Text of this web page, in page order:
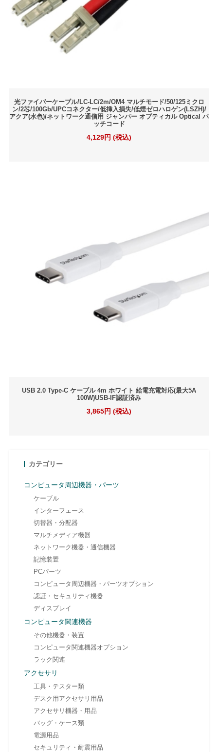
光ファイバーケーブル/LC-LC/2m/OM4 マルチモード/50/125ミクロ
ン/2芯/100Gb/UPCコネクター/低挿入損失/低煙ゼロハロゲン(LSZH)/
アクア(水色)/ネットワーク通信用 ジャンパー オプティカル Optical パ
ッチコード
4,129円 (税込)
USB 2.0 Type-C ケーブル 4m ホワイト 給電充電対応(最大5A
100W)USB-IF認証済み
3,865円 (税込)
カテゴリー
コンピュータ周辺機器・パーツ
ケーブル
インターフェース
切替器・分配器
マルチメディア機器
ネットワーク機器・通信機器
記憶装置
PCパーツ
コンピュータ周辺機器・パーツオプション
認証・セキュリティ機器
ディスプレイ
コンピュータ関連機器
その他機器・装置
コンピュータ関連機器オプション
ラック関連
アクセサリ
工具・テスター類
デスク用アクセサリ用品
アクセサリ機器・用品
バッグ・ケース類
電源用品
セキュリティ・耐震用品